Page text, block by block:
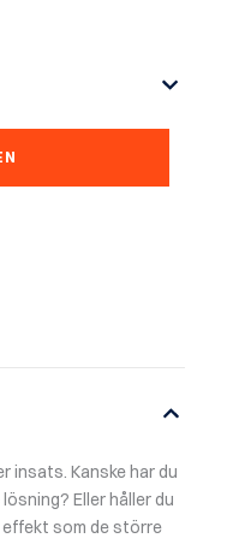
insats. Kanske har du
Eller håller du
effekt som de större